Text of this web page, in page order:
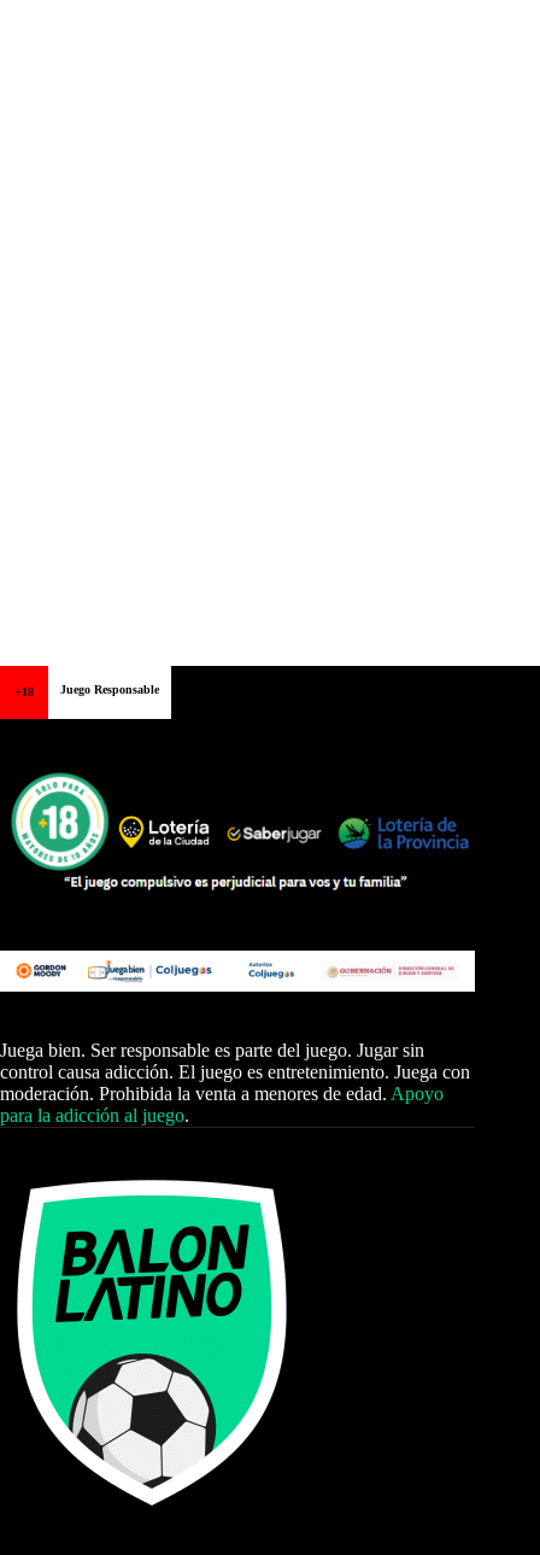
+18 Juego Responsable
Juega bien. Ser responsable es parte del juego. Jugar sin
control causa adicción. El juego es entretenimiento. Juega con
moderación. Prohibida la venta a menores de edad. Apoyo
para la adicción al juego.